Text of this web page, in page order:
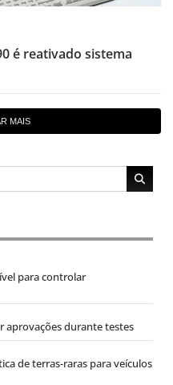
é reativado sistema
MAIS
para controlar
aprovações durante testes
de terras-raras para veículos